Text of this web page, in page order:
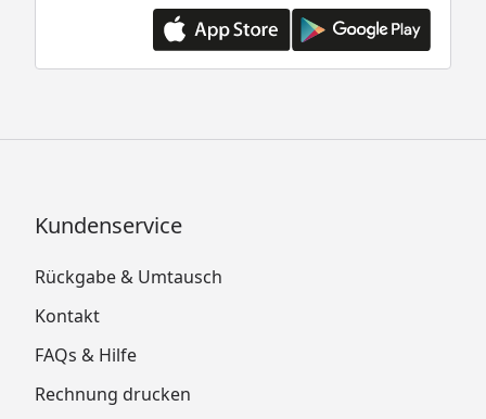
Kundenservice
Rückgabe & Umtausch
Kontakt
FAQs & Hilfe
Rechnung drucken